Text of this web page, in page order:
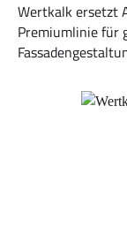
Wertkalk ersetzt
Premiumlinie für
Bildergalerie